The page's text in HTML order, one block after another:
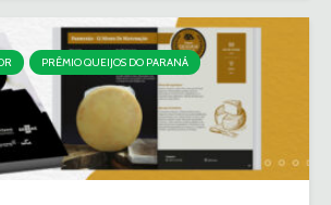
PRÊMIO QUEIJOS DO PARANÁ